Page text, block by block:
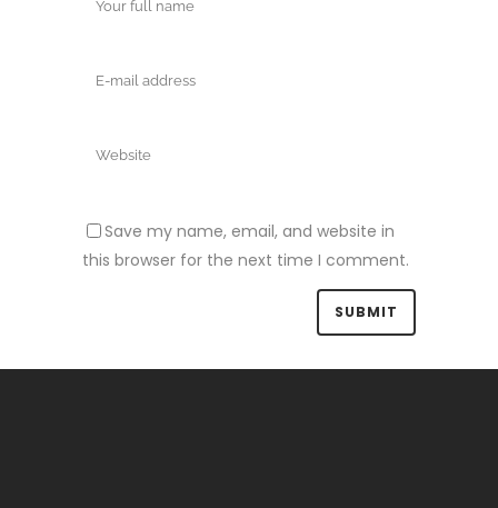
Save my name, email, and website in
this browser for the next time I comment.